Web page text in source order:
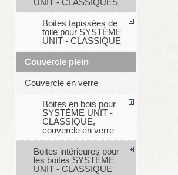
UNIT - CLASSIQUES
Boites tapissées de
toile pour SYSTÈME
UNIT - CLASSIQUE
Couvercle plein
Couvercle en verre
Boites en bois pour
SYSTÈME UNIT -
CLASSIQUE,
couvercle en verre
Boites intérieures pour
les boites SYSTÈME
UNIT - CLASSIQUE